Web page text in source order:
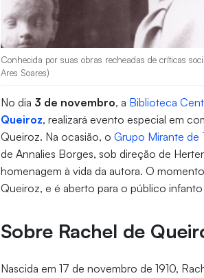
Conhecida por suas obras recheadas de críticas
Ares Soares)
No dia 3 de novembro, a Biblioteca
Queiroz, realizará evento especial em
Queiroz. Na ocasião, oGrupo Mirante de
de Annalies Borges, sob direção de
homenagem à vida da autora. O
Queiroz, e é aberto para o público
Sobre Rachel de
Nascida em 17 de novembro de 1910,